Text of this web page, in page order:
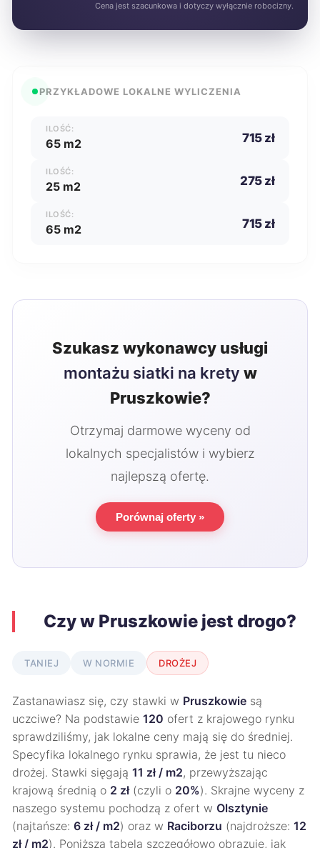
Cena jest szacunkowa i dotyczy wyłącznie robocizny.
PRZYKŁADOWE LOKALNE WYLICZENIA
ILOŚĆ:
65 m2 715 zł
ILOŚĆ:
25 m2 275 zł
ILOŚĆ:
65 m2 715 zł
Szukasz wykonawcy usługi
montażu siatki na krety w
Pruszkowie?
Otrzymaj darmowe wyceny od
lokalnych specjalistów i wybierz
najlepszą ofertę.
Porównaj oferty »
Czy w Pruszkowie jest drogo?
TANIEJ W NORMIE DROŻEJ
Zastanawiasz się, czy stawki w Pruszkowie są
uczciwe? Na podstawie 120 ofert z krajowego rynku
sprawdziliśmy, jak lokalne ceny mają się do średniej.
Specyfika lokalnego rynku sprawia, że jest tu nieco
drożej. Stawki sięgają 11 zł / m2, przewyższając
krajową średnią o 2 zł(czyli o 20%). Skrajne wyceny z
naszego systemu pochodzą z ofert w Olsztynie
(najtańsze: 6 zł / m2) oraz w Raciborzu (najdroższe: 12
zł / m2). Poniższa tabela szczegółowo obrazuje, jak